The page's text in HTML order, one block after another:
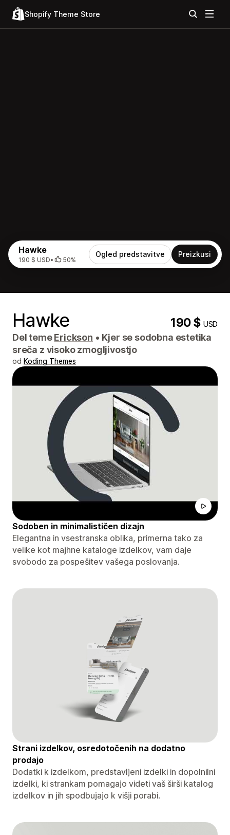
Shopify Theme Store
Hawke
190 $ USD• 50%
Ogled predstavitve Preizkusi
Hawke 190 $USD
Del temeErickson • Kjer se sodobna estetika
sreča z visoko zmogljivostjo
od Koding Themes
Sodoben in minimalističen dizajn
Elegantna in vsestranska oblika, primerna tako za
velike kot majhne kataloge izdelkov, vam daje
svobodo za pospešitev vašega poslovanja.
Strani izdelkov, osredotočenih na dodatno
prodajo
Dodatki k izdelkom, predstavljeni izdelki in dopolnilni
izdelki, ki strankam pomagajo videti vaš širši katalog
izdelkov in jih spodbujajo k višji porabi.